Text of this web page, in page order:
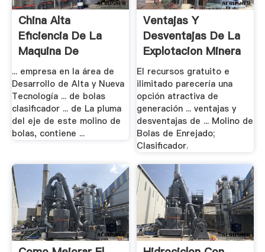
China Alta
Eficiencia De La
Maquina De
Flotacion De ...
... empresa en la área de
Desarrollo de Alta y Nueva
Tecnología ... de bolas
clasificador ... de La pluma
del eje de este molino de
bolas, contiene ...
Ventajas Y
Desventajas De La
Explotacion Minera
En ...
El recursos gratuito e
ilimitado parecería una
opción atractiva de
generación ... ventajas y
desventajas de ... Molino de
Bolas de Enrejado;
Clasificador.